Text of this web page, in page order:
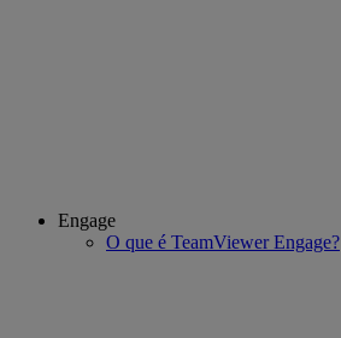
Engage
O que é TeamViewer Engage?